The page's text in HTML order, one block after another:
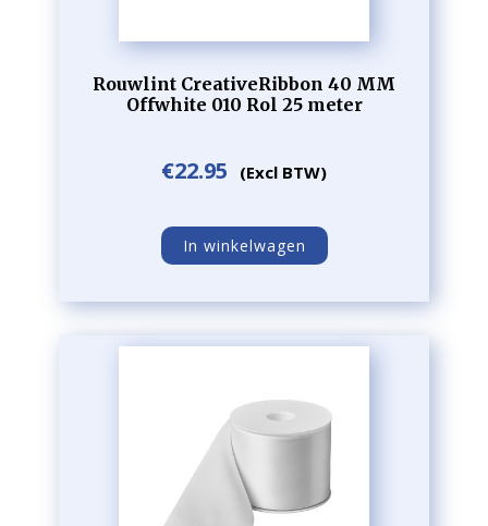
Rouwlint CreativeRibbon 40 MM
Offwhite 010 Rol 25 meter
€22.95 (Excl BTW)
In winkelwagen